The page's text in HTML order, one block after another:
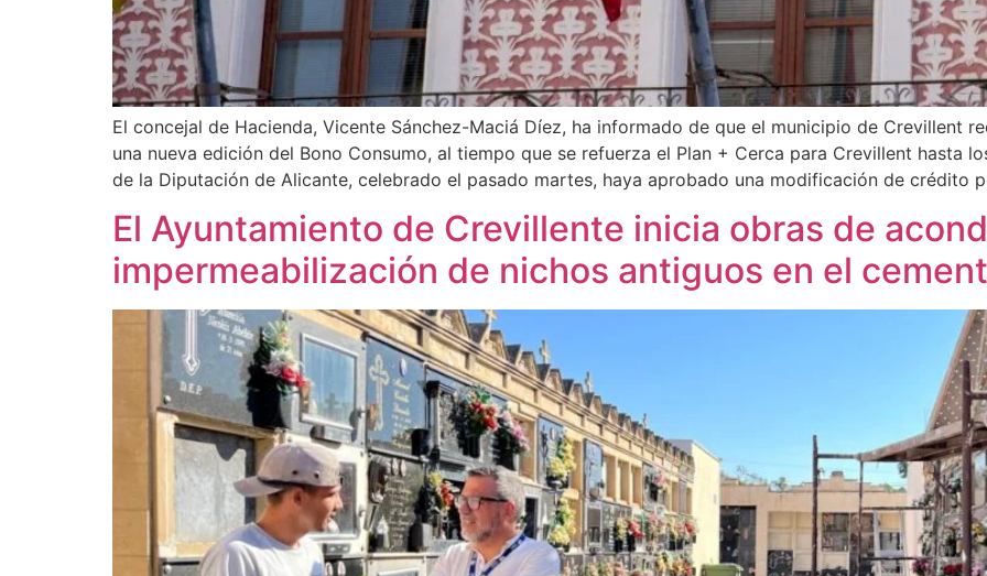
El concejal de Hacienda, Vicente Sánchez-Maciá Díez, ha informado de que el municipio de Crevillent
una nueva edición del Bono Consumo, al tiempo que se refuerza el Plan + Cerca para Crevillent hasta
de la Diputación de Alicante, celebrado el pasado martes, haya aprobado una modificación de crédito
El Ayuntamiento de Crevillente inicia obras de
impermeabilización de nichos antiguos en el